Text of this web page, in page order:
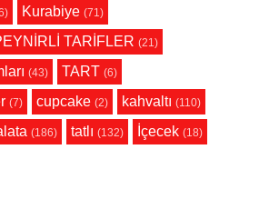
Kurabiye (71)
TARİFLER (21)
(43) TART (6)
(7) cupcake (2) kahvaltı (110)
(186) tatlı (132) İçecek (18)